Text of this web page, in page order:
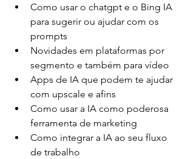
Como usar o chatgpt e o Bing IA
para sugerir ou ajudar com os
prompts
Novidades em plataformas por
segmento e também para vídeo
Apps de IA que podem te ajudar
com upscale e afins
Como usar a IA como poderosa
ferramenta de marketing
Como integrar a IA ao seu fluxo
de trabalho